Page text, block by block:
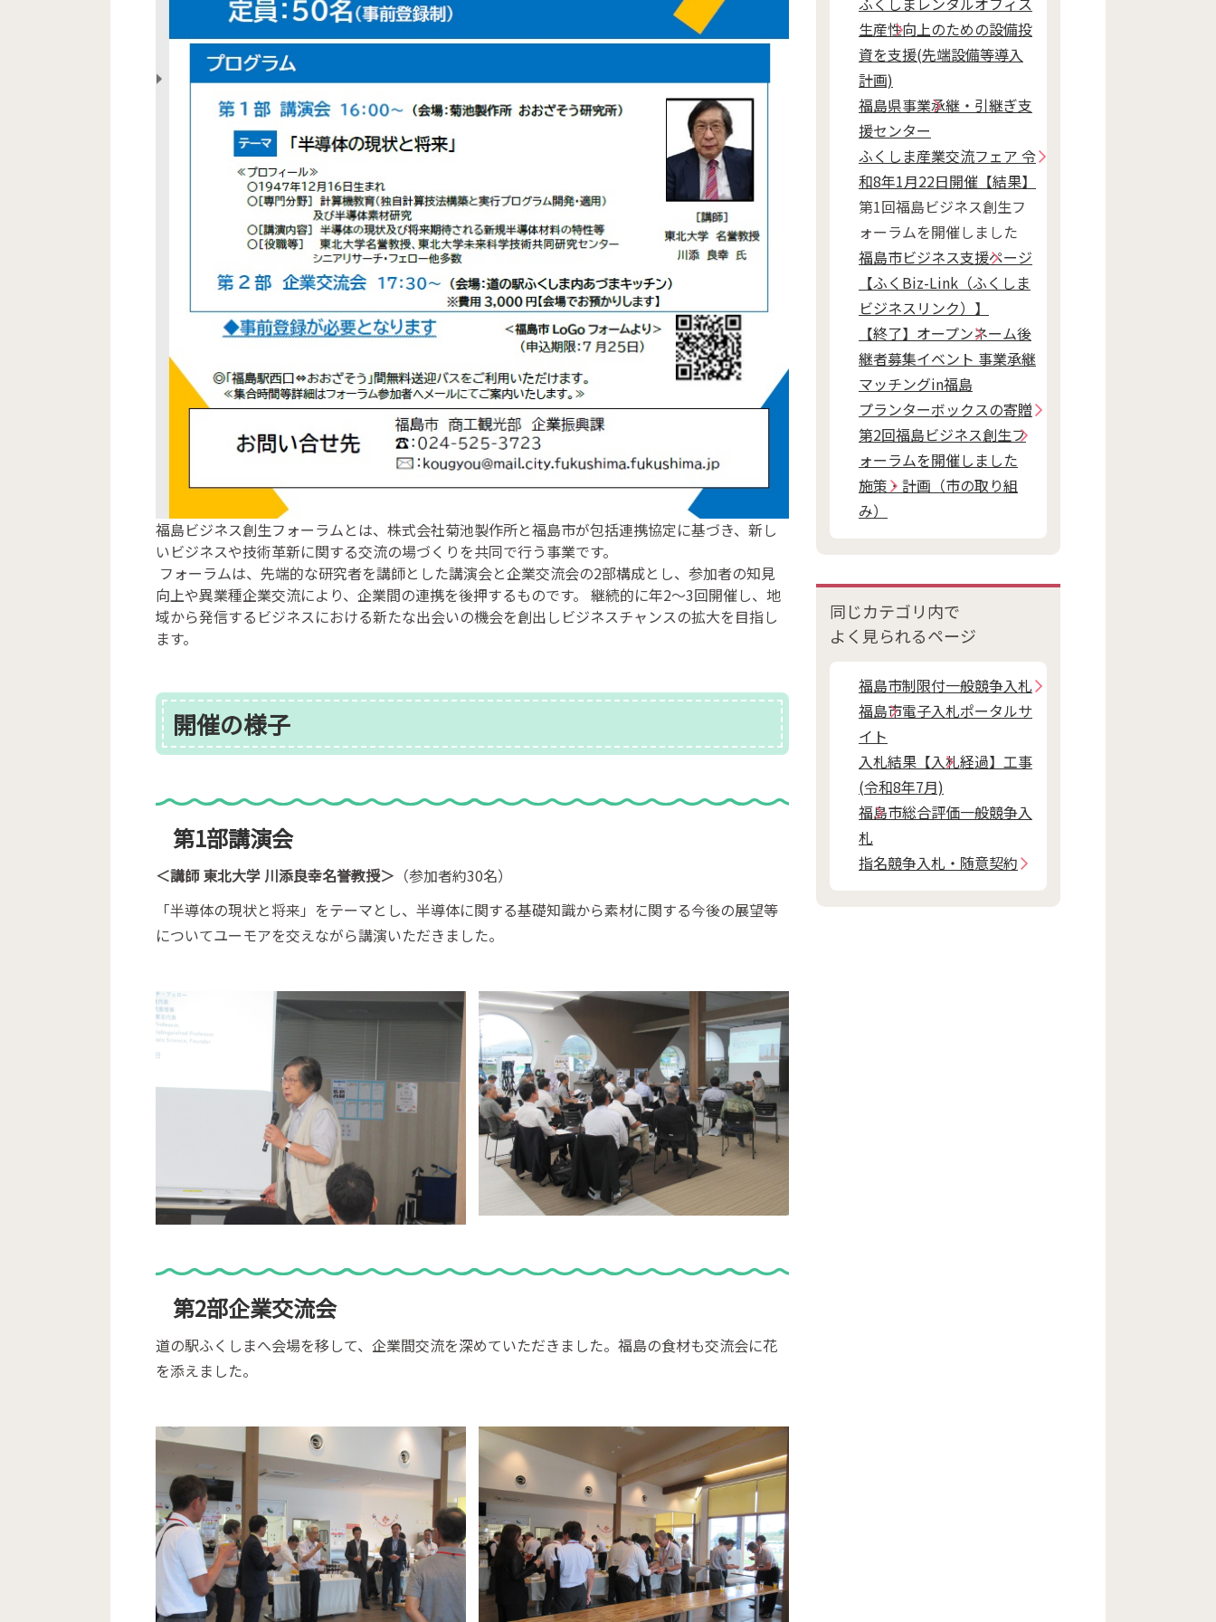
福島ビジネス創生フォーラムとは、株式会社菊池製作所と福島市が包括連携協定に基づき、新し
いビジネスや技術革新に関する交流の場づくりを共同で行う事業です。
フォーラムは、先端的な研究者を講師とした講演会と企業交流会の2部構成とし、参加者の知見
向上や異業種企業交流により、企業間の連携を後押するものです。 継続的に年2～3回開催し、地
域から発信するビジネスにおける新たな出会いの機会を創出しビジネスチャンスの拡大を目指し
ます。
開催の様子
第1部講演会
＜講師 東北大学 川添良幸名誉教授＞ （参加者約30名）
「半導体の現状と将来」をテーマとし、半導体に関する基礎知識から素材に関する今後の展望等
についてユーモアを交えながら講演いただきました。
第2部企業交流会
道の駅ふくしまへ会場を移して、企業間交流を深めていただきました。福島の食材も交流会に花
を添えました。
生産性向上のための設備投
資を支援(先端設備等導入
計画)
福島県事業承継・引継ぎ支
援センター
ふくしま産業交流フェア 令
和8年1月22日開催【結果】
第1回福島ビジネス創生フ
ォーラムを開催しました
福島市ビジネス支援ページ
【ふくBiz-Link（ふくしま
ビジネスリンク）】
【終了】オープンネーム後
継者募集イベント 事業承継
マッチングin福島
プランターボックスの寄贈
第2回福島ビジネス創生フ
ォーラムを開催しました
施策・計画（市の取り組
み）
同じカテゴリ内で
よく見られるページ
福島市制限付一般競争入札
福島市電子入札ポータルサ
イト
入札結果【入札経過】工事
(令和8年7月)
福島市総合評価一般競争入
札
指名競争入札・随意契約